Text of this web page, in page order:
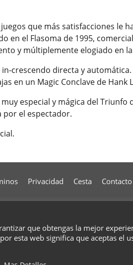
que más satisfacciones le
en el Flasoma de 1995,
y múltiplemente elogiado en
crescendo directa y
en un Magic Conclave de Hank
especial y mágica del
por el espectador.
Privacidad Cesta Contacto
ShopFactory eCommerce
software was used.que obtengas la mejor
esta web significa que aceptas el